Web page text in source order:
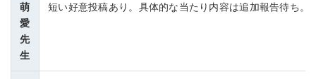
萌
愛
先
生
短い好意投稿あり。具体的な当たり内容は追加報告待ち。